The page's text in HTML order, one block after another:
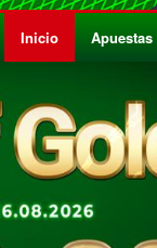
Inicio Apuestas
¿Qué es